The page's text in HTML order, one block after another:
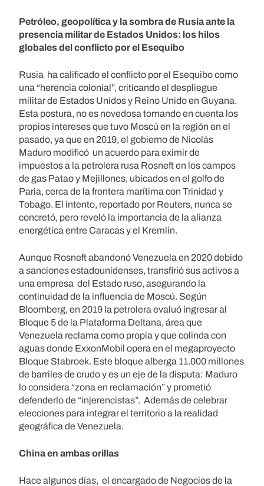
Petróleo, geopolítica y la sombra de Rusia ante la
presencia militar de Estados Unidos: los hilos
globales del conflicto por el Esequibo
Rusia ha calificado el conflicto por el Esequibo como
una “herencia colonial”, criticando el despliegue
militar de Estados Unidos y Reino Unido en Guyana.
Esta postura, no es novedosa tomando en cuenta los
propios intereses que tuvo Moscú en la región en el
pasado, ya que en 2019, el gobierno de Nicolás
Maduro modificó un acuerdo para eximir de
impuestos a la petrolera rusa Rosneft en los campos
de gas Patao y Mejillones, ubicados en el golfo de
Paria, cerca de la frontera marítima con Trinidad y
Tobago. El intento, reportado por Reuters, nunca se
concretó, pero reveló la importancia de la alianza
energética entre Caracas y el Kremlin.
Aunque Rosneft abandonó Venezuela en 2020 debido
a sanciones estadounidenses, transfirió sus activos a
una empresa del Estado ruso, asegurando la
continuidad de la influencia de Moscú. Según
Bloomberg, en 2019 la petrolera evaluó ingresar al
Bloque 5 de la Plataforma Deltana, área que
Venezuela reclama como propia y que colinda con
aguas donde ExxonMobil opera en el megaproyecto
Bloque Stabroek. Este bloque alberga 11.000 millones
de barriles de crudo y es un eje de la disputa: Maduro
lo considera “zona en reclamación” y prometió
defenderlo de “injerencistas”. Además de celebrar
elecciones para integrar el territorio a la realidad
geográfica de Venezuela.
China en ambas orillas
Hace algunos días, el encargado de Negocios de la